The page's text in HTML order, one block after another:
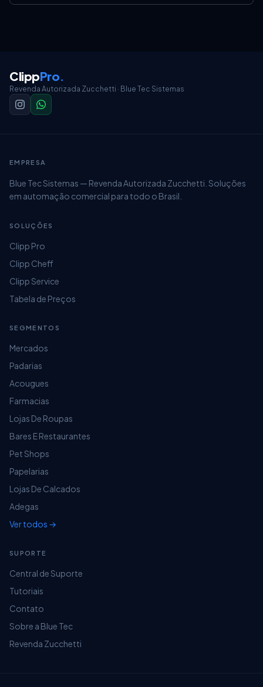
ClippPro.
Revenda Autorizada Zucchetti · Blue Tec Sistemas
EMPRESA
Blue Tec Sistemas — Revenda Autorizada Zucchetti. Soluções
em automação comercial para todo o Brasil.
SOLUÇÕES
Clipp Pro
Clipp Cheff
Clipp Service
Tabela de Preços
SEGMENTOS
Mercados
Padarias
Acougues
Farmacias
Lojas De Roupas
Bares E Restaurantes
Pet Shops
Papelarias
Lojas De Calcados
Adegas
Ver todos →
SUPORTE
Central de Suporte
Tutoriais
Contato
Sobre a Blue Tec
Revenda Zucchetti